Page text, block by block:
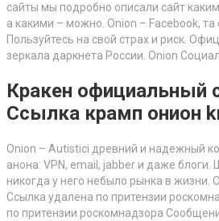
сайты мы подробно описали сайт
а какими – можно. Onion – Facebook, та
Пользуйтесь на свой страх и риск.
зеркала даркнета России. Onion
Кракен официальный
Ссылка крамп онион
Onion – Autistici древний и надежный
анона: VPN, email, jabber и даже блоги.
никогда у него небыло рынка в жизни.
Ссылка удалена по притензии
по притензии роскомнадзора